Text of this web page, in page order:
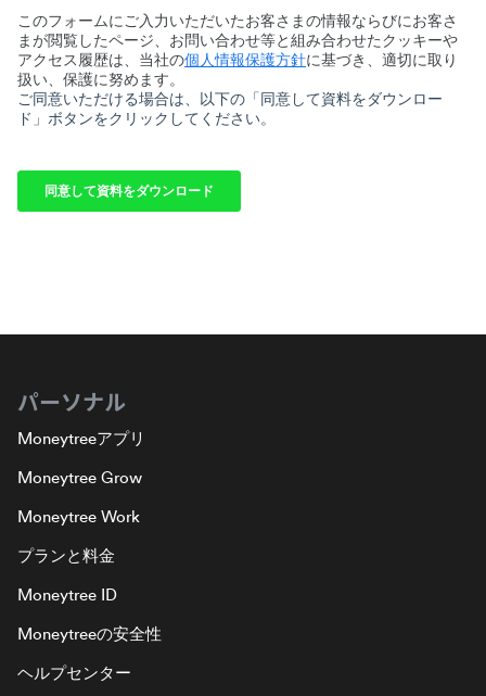
パーソナル
Moneytreeアプリ
Moneytree Grow
Moneytree Work
プランと料金
Moneytree ID
Moneytreeの安全性
ヘルプセンター